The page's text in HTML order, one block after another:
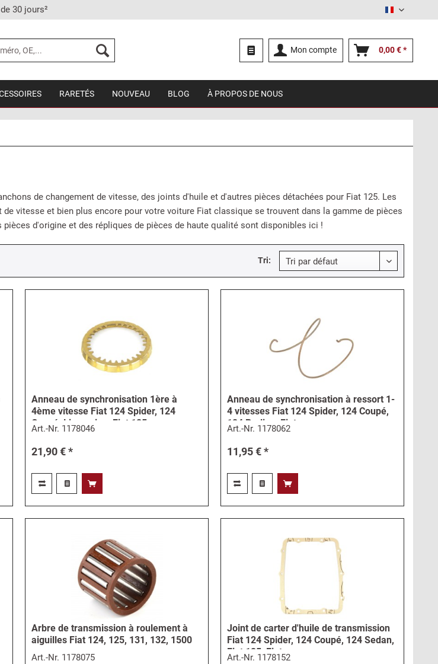
30 jours² Français
Mon compte 0,00 € *
RARETÉS NOUVEAU BLOG À PROPOS DE NOUS
de changement de vitesse, des joints d'huile et d'autres pièces détachées pour Fiat 125. Les
vitesse et bien plus encore pour votre voiture Fiat classique se trouvent dans la gamme de pièces
d'origine et des répliques de pièces de haute qualité sont disponibles ici !
Tri:
Anneau de synchronisation 1ère à
4ème vitesse Fiat 124 Spider, 124
Coupé, Limousine, Fiat 125
Art.-Nr. 1178046
21,90 € *
Anneau de synchronisation à ressort 1-
4 vitesses Fiat 124 Spider, 124 Coupé,
124 Berlina, Fiat...
Art.-Nr. 1178062
11,95 € *
Arbre de transmission à roulement à
aiguilles Fiat 124, 125, 131, 132, 1500
Art.-Nr. 1178075
Joint de carter d'huile de transmission
Fiat 124 Spider, 124 Coupé, 124 Sedan,
Fiat 125, Fiat...
Art.-Nr. 1178152